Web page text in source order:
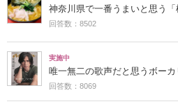
神奈川県で一番うまいと思う
回答数：8502
実施中
唯一無二の歌声だと思うボーカ
回答数：8069